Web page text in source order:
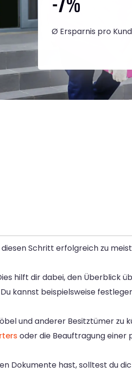
Ø Ersparnis pro
Schritt erfolgreich zu
hilft dir dabei, den Überblick
kannst beispielsweise
und anderer Besitztümer zu
oder die Beauftragung einer
Dokumente hast, solltest du